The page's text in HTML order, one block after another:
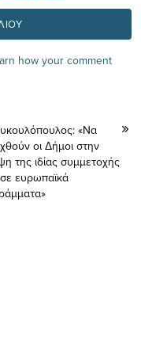
how your comment
«Να
οι Δήμοι στην
της ιδίας συμμετοχής
ευρωπαϊκά